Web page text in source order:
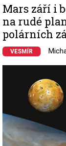
Mars září i
na rudé
polárních
VESMÍR